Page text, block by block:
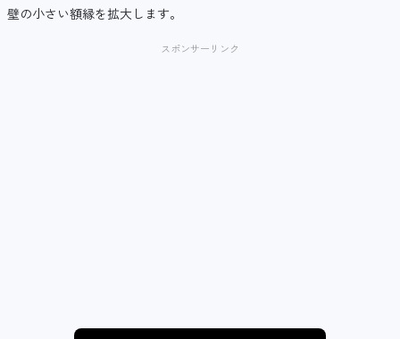
壁の小さい額縁を拡大します。
スポンサーリンク